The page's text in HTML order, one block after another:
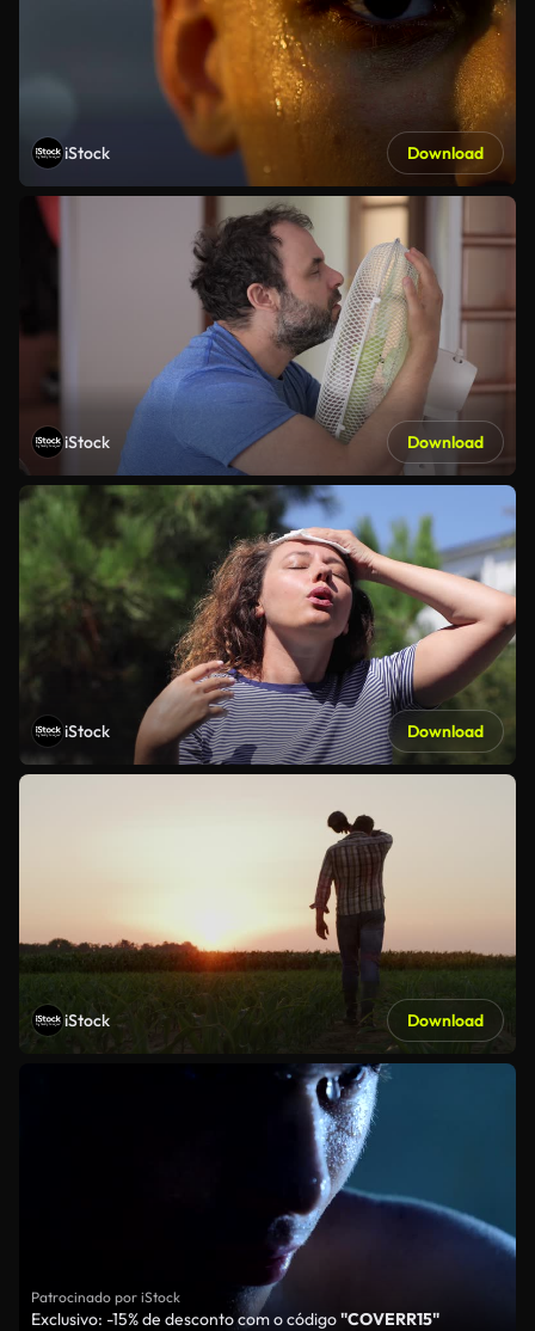
iStock Download
iStock Download
iStock Download
iStock Download
Patrocinado por iStock
Exclusivo: -15% de desconto com o código"COVERR15"